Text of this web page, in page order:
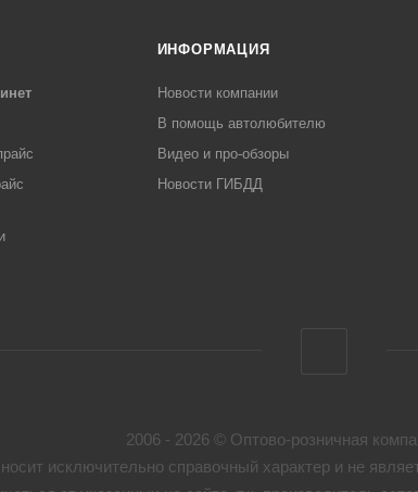
ИНФОРМАЦИЯ
Новости компании
В помощь автолюбителю
Видео и про-обзоры
Новости ГИБДД
2006 - 2026 © Оптово-розничная
исключительно справочный характер и не